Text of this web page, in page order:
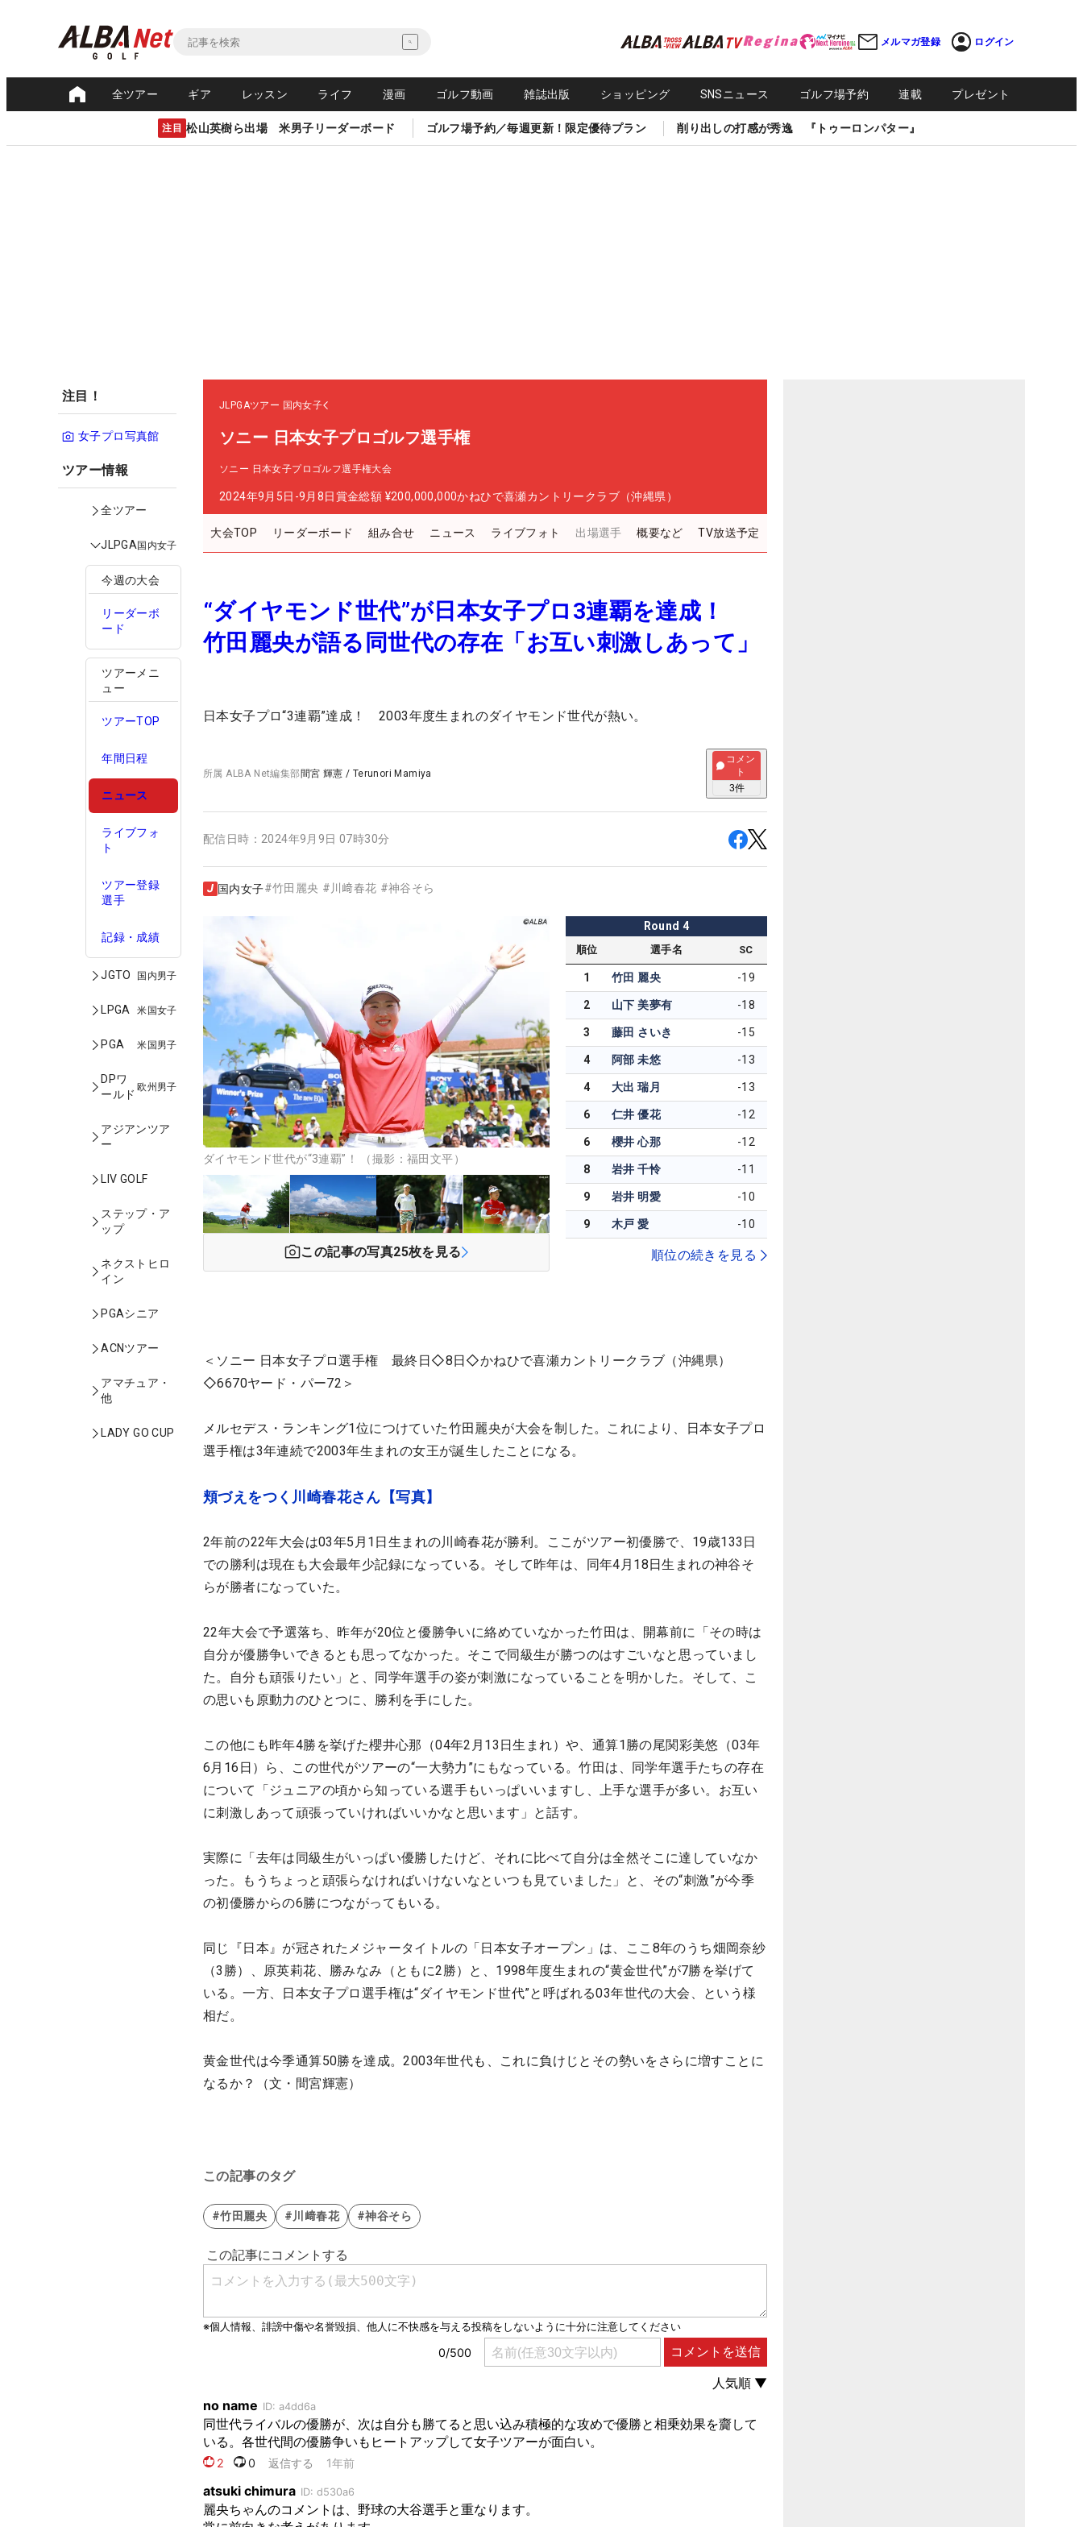
メルマガ登録 ログイン
全ツアー ギア レッスン ライフ 漫画 ゴルフ動画 雑誌出版 ショッピング SNSニュース ゴルフ場予約 連載 プレゼント
注目 松山英樹ら出場 米男子リーダーボード ゴルフ場予約／毎週更新！限定優待プラン 削り出しの打感が秀逸 『トゥーロンパター』
注目！
女子プロ写真館
ツアー情報
全ツアー
JLPGA国内女子
今週の大会
リーダーボ
ード
ツアーメニ
ュー
ツアーTOP
年間日程
ニュース
ライブフォ
ト
ツアー登録
選手
記録・成績
JGTO 国内男子
LPGA 米国女子
PGA 米国男子
DPワ
ールド
欧州男子
アジアンツア
ー
LIV GOLF
ステップ・ア
ップ
ネクストヒロ
イン
PGAシニア
ACNツアー
アマチュア・
他
LADY GO CUP
JLPGAツアー 国内女子
ソニー 日本女子プロゴルフ選手権
ソニー 日本女子プロゴルフ選手権大会
2024年9月5日-9月8日賞金総額 ¥200,000,000かねひで喜瀬カントリークラブ（沖縄県）
大会TOP リーダーボード 組み合せ ニュース ライブフォト 出場選手 概要など TV放送予定
“ダイヤモンド世代”が日本女子プロ3連覇を達成！
竹田麗央が語る同世代の存在「お互い刺激しあって」
日本女子プロ“3連覇”達成！ 2003年度生まれのダイヤモンド世代が熱い。
所属ALBA Net編集部間宮 輝憲 / Terunori Mamiya
コメン
ト
3件
配信日時： 2024年9月9日 07時30分
国内女子#竹田麗央 # 川﨑春花 #神谷そら
ダイヤモンド世代が“3連覇”！ （撮影：福田文平）
この記事の写真25枚を見る
Round 4
順位 選手名 SC
1 竹田 麗央 -19
2 山下 美夢有 -18
3 藤田 さいき -15
4 阿部 未悠 -13
4 大出 瑞月 -13
6 仁井 優花 -12
6 櫻井 心那 -12
8 岩井 千怜 -11
9 岩井 明愛 -10
9 木戸 愛 -10
順位の続きを見る
＜ソニー 日本女子プロ選手権 最終日◇8日◇かねひで喜瀬カントリークラブ（沖縄県）
◇6670ヤード・パー72＞
メルセデス・ランキング1位につけていた竹田麗央が大会を制した。これにより、日本女子プロ
選手権は3年連続で2003年生まれの女王が誕生したことになる。
頬づえをつく川崎春花さん【写真】
2年前の22年大会は03年5月1日生まれの川崎春花が勝利。ここがツアー初優勝で、19歳133日
での勝利は現在も大会最年少記録になっている。そして昨年は、同年4月18日生まれの神谷そ
らが勝者になっていた。
22年大会で予選落ち、昨年が20位と優勝争いに絡めていなかった竹田は、開幕前に「その時は
自分が優勝争いできるとも思ってなかった。そこで同級生が勝つのはすごいなと思っていまし
た。自分も頑張りたい」と、同学年選手の姿が刺激になっていることを明かした。そして、こ
の思いも原動力のひとつに、勝利を手にした。
この他にも昨年4勝を挙げた櫻井心那（04年2月13日生まれ）や、通算1勝の尾関彩美悠（03年
6月16日）ら、この世代がツアーの“一大勢力”にもなっている。竹田は、同学年選手たちの存在
について「ジュニアの頃から知っている選手もいっぱいいますし、上手な選手が多い。お互い
に刺激しあって頑張っていければいいかなと思います」と話す。
実際に「去年は同級生がいっぱい優勝したけど、それに比べて自分は全然そこに達していなか
った。もうちょっと頑張らなければいけないなといつも見ていました」と、その“刺激”が今季
の初優勝からの6勝につながってもいる。
同じ『日本』が冠されたメジャータイトルの「日本女子オープン」は、ここ8年のうち畑岡奈紗
（3勝）、原英莉花、勝みなみ（ともに2勝）と、1998年度生まれの“黄金世代”が7勝を挙げて
いる。一方、日本女子プロ選手権は“ダイヤモンド世代”と呼ばれる03年世代の大会、という様
相だ。
黄金世代は今季通算50勝を達成。2003年世代も、これに負けじとその勢いをさらに増すことに
なるか？（文・間宮輝憲）
この記事のタグ
#竹田麗央 #川﨑春花 #神谷そら